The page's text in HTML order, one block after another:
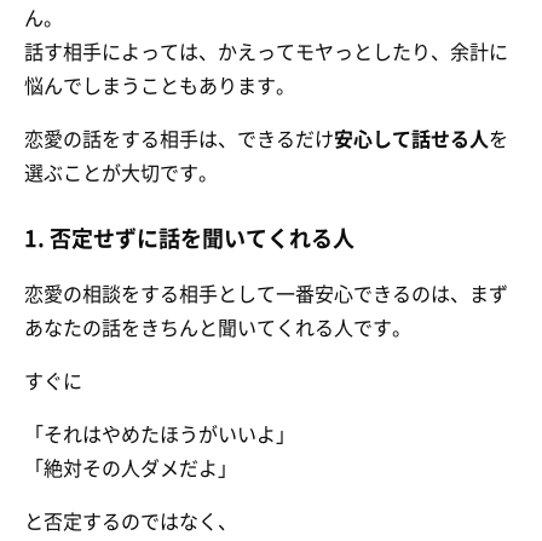
ん。
話す相手によっては、かえってモヤっとしたり、余計に
悩んでしまうこともあります。
恋愛の話をする相手は、できるだけ安心して話せる人を
選ぶことが大切です。
1. 否定せずに話を聞いてくれる人
恋愛の相談をする相手として一番安心できるのは、まず
あなたの話をきちんと聞いてくれる人です。
すぐに
「それはやめたほうがいいよ」
「絶対その人ダメだよ」
と否定するのではなく、